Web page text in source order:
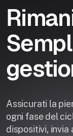
Assicurati la
ogni fase del
dispositivi,